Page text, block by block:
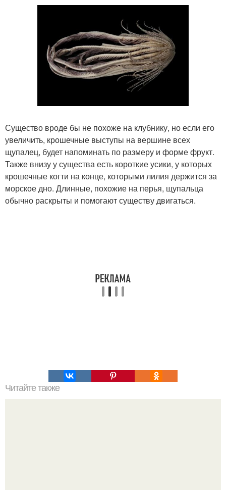
Существо вроде бы не похоже на клубнику, но если его
увеличить, крошечные выступы на вершине всех
щупалец, будет напоминать по размеру и форме фрукт.
Также внизу у существа есть короткие усики, у которых
крошечные когти на конце, которыми лилия держится за
морское дно. Длинные, похожие на перья, щупальца
обычно раскрыты и помогают существу двигаться.
Читайте также